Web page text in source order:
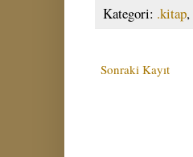
Kategori: .kitap,
Sonraki Kayıt